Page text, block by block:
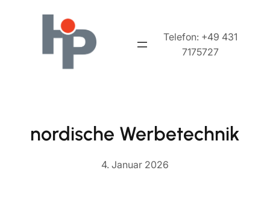
Telefon: +49 431
7175727
nordische Werbetechnik
4. Januar 2026